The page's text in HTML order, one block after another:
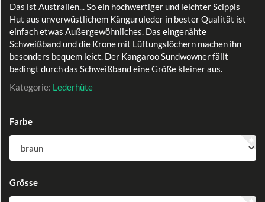
Das ist Australien... So ein hochwertiger und leichter Scippis
Hut aus unverwüstlichem Känguruleder in bester Qualität ist
einfach etwas Außergewöhnliches. Das eingenähte
Schweißband und die Krone mit Lüftungslöchern machen ihn
besonders bequem leict. Der Kangaroo Sundwowner fällt
bedingt durch das Schweißband eine Größe kleiner aus.
Kategorie: Lederhüte
Farbe
Grösse